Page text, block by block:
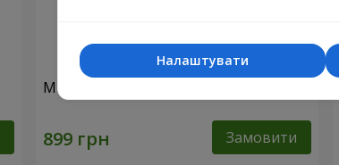
Мікс смайлів "З Днем Народження"
Замовити
Налаштувати